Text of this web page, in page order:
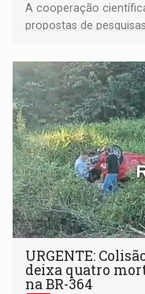
A cooperação
propostas de
URGENTE:
deixa quatro
na BR-364